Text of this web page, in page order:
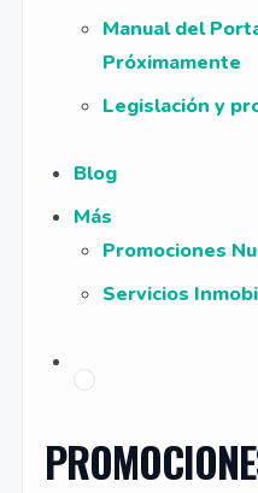
Manual del
Próximamente
Legislación y
Blog
Más
Promociones
Servicios